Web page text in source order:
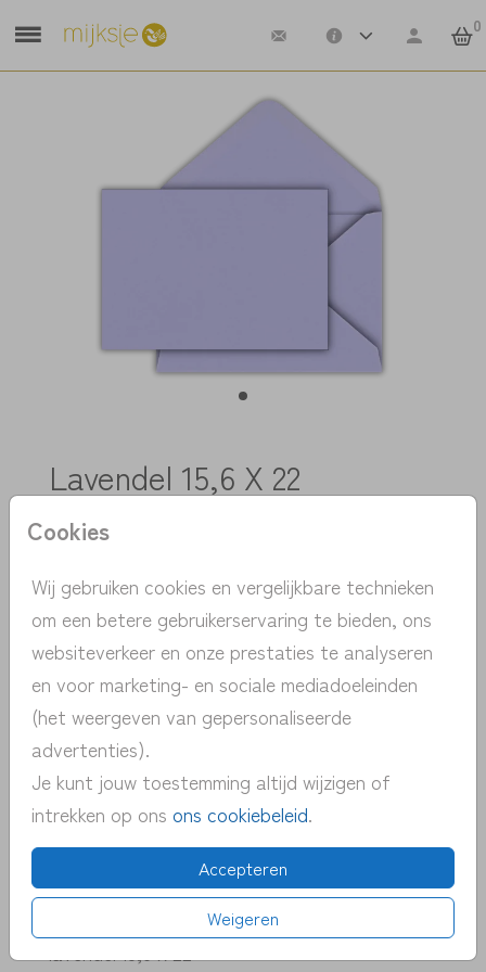
0
Cookies
Wij gebruiken cookies en vergelijkbare technieken
om een betere gebruikerservaring te bieden, ons
websiteverkeer en onze prestaties te analyseren
en voor marketing- en sociale mediadoeleinden
(het weergeven van gepersonaliseerde
advertenties).
Je kunt jouw toestemming altijd wijzigen of
intrekken op ons ons cookiebeleid.
Accepteren
Weigeren
Lavendel 15,6 X 22
Aantal
> unieke ontwerpen met de hand
getekend
> persoonlijk contact | gratis advies
> snelle verzending NL | BE
> proefdruk v.a. 1 euro
> pas eenvoudig zelf het kaartje aan